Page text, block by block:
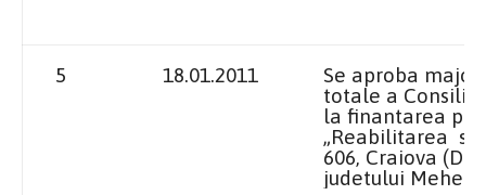
5 18.01.2011
Se aproba
totale a
la finantarea
„Reabilitarea si
606, Craiova
judetului